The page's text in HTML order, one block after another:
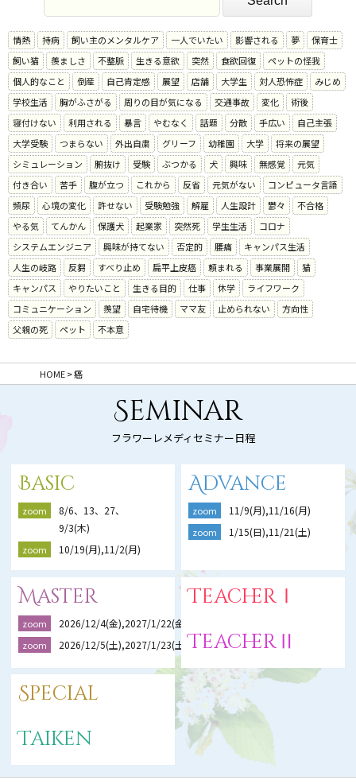
情熱 持病 飼い主のメンタルケア 一人でいたい 影響される 夢
保育士
飼い猫
羨ましさ 不整脈 生きる意欲 突然 食欲回復
ペットの怪我
個人的なこと
倒産 自己肯定感 展望 店舗 大学生 対人恐怖症
みじめ
学校生活
胸がふさがる 周りの目が気になる 交通事故 変化
術後
寝付けない
利用される 暴言 やむなく 話題 分散 手広い
自己主張
大学受験
つまらない 外出自粛 グリーフ 幼稚園 大学
将来の展望
シミュレーション
腑抜け 受験 ぶつかる 犬 興味 無感覚
元気
付き合い
苦手 腹が立つ これから 反省 元気がない
コンピュータ言語
頻尿
心境の変化 許せない 受験勉強 解雇 人生設計 鬱々
不合格
やる気
てんかん 保護犬 起業家 突然死 学生生活
コロナ
システムエンジニア
興味が持てない 否定的 腰痛
キャンパス生活
人生の岐路
反芻 すべり止め 扁平上皮癌 頼まれる 事業展開
猫
キャンパス
やりたいこと 生きる目的 仕事 休学
ライフワーク
コミュニケーション
羨望 自宅待機 ママ友 止められない
方向性
父親の死
ペット 不本意
HOME>癌
Seminar
フラワーレメディセミナー日程
Basic
zoom
8/6、13、27、
9/3(木)
zoom 10/19(月),11/2(月)
Advance
zoom 11/9(月),11/16(月)
zoom 1/15(日),11/21(土)
Master
zoom 2026/12/4(金),2027/1/22(金),2/19(金)
zoom 2026/12/5(土),2027/1/23(土),2/20(土)
TeacherⅠ
TeacherⅡ
Special
Taiken